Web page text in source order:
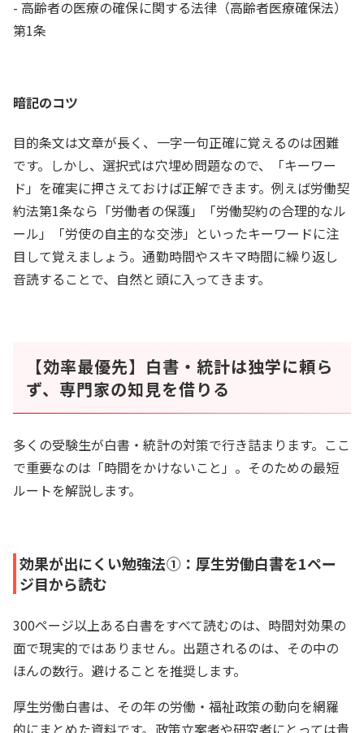
- 高齢者の医療の確保に関する法律（高齢者医療確保法）
第1条
暗記のコツ
目的条文は文章が長く、一字一句正確に覚えるのは困難
です。しかし、選択式は穴埋め問題なので、「キーワー
ド」を確実に押さえておけば正解できます。例えば労働契
約法第1条なら「労働者の保護」「労働契約の合理的なル
ール」「労使の自主的な交渉」といったキーワードに注
目して覚えましょう。通勤時間やスキマ時間に繰り返し
音読することで、自然と頭に入ってきます。
【効率最優先】白書・統計は独学に頼ら
ず、専門家の知見を借りる
多くの受験生が白書・統計の対策で行き詰まります。ここ
で重要なのは「時間をかけないこと」。そのための最短
ルートを解説します。
効果が出にくい勉強法①：厚生労働白書を1ペー
ジ目から読む
300ページ以上ある白書をすべて読むのは、時間対効果の
面で現実的ではありません。出題されるのは、その中の
ほんの数行。避けることを推奨します。
厚生労働白書は、その年の労働・福祉政策の動向を網羅
的にまとめた資料です。政策立案者や研究者にとっては貴